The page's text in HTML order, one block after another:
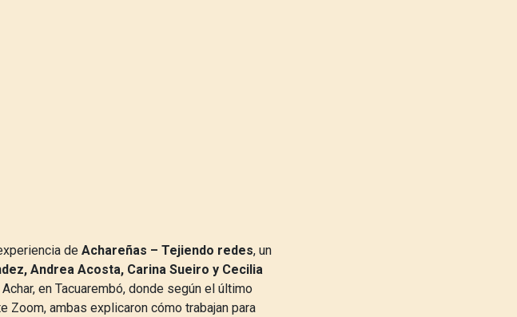
de Achareñas – Tejiendo redes, un
Andrea Acosta, Carina Sueiro y Cecilia
en Tacuarembó, donde según el último
Zoom, ambas explicaron cómo trabajan para